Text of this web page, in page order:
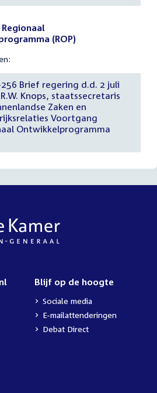
(ROP)
Brief regering d.d. 2 juli
Knops, staatssecretaris
Zaken en
Voortgang
Ontwikkelprogramma
Blijf op de hoogte
Sociale media
E-mailattenderingen
Debat Direct